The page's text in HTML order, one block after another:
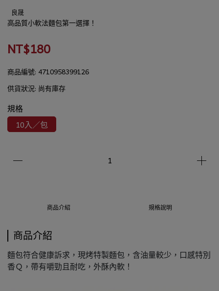
良晟
高品質小軟法麵包第一選擇！
NT$180
商品編號: 4710958399126
供貨狀況: 尚有庫存
規格
10入／包
商品介紹 規格說明
商品介紹
麵包符合健康訴求，現烤特製麵包，含油量較少，口感特別
香Ｑ，帶有嚼勁且耐吃，外酥內軟！